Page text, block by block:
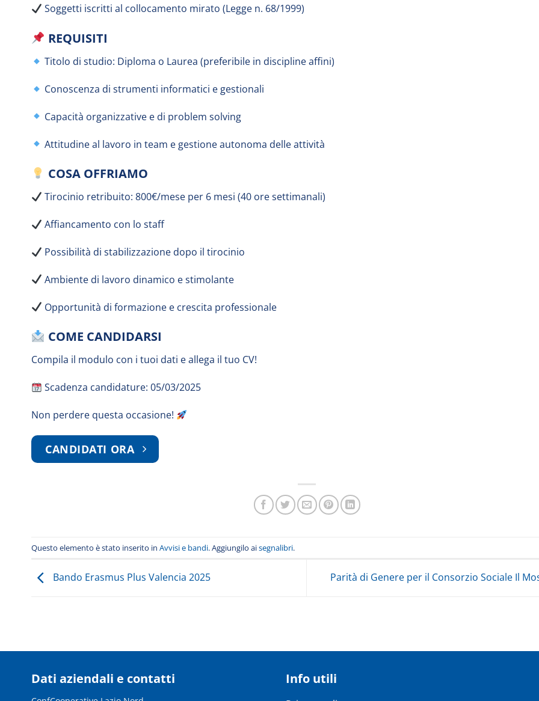
Soggetti iscritti al collocamento mirato (Legge n. 68/1999)
REQUISITI
Titolo di studio: Diploma o Laurea (preferibile in discipline affini)
Conoscenza di strumenti informatici e gestionali
Capacità organizzative e di problem solving
Attitudine al lavoro in team e gestione autonoma delle attività
COSA OFFRIAMO
Tirocinio retribuito: 800€/mese per 6 mesi (40 ore settimanali)
Affiancamento con lo staff
Possibilità di stabilizzazione dopo il tirocinio
Ambiente di lavoro dinamico e stimolante
Opportunità di formazione e crescita professionale
COME CANDIDARSI
Compila il modulo con i tuoi dati e allega il tuo CV!
Scadenza candidature: 05/03/2025
Non perdere questa occasione!
CANDIDATI ORA
Questo elemento è stato inserito in Avvisi e bandi. Aggiungilo aisegnalibri.
Bando Erasmus Plus Valencia 2025 Parità di Genere per il Consorzio Sociale Il
Dati aziendali e contatti Info utili